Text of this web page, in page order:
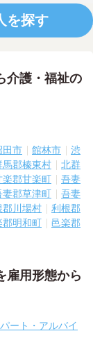
を探す
介護・福祉の
田市 館林市
渋
馬郡榛東村
北群
楽郡甘楽町
吾妻
妻郡草津町
吾妻
郡川場村
利根郡
郡明和町
邑楽郡
雇用形態から
ート・アルバイ